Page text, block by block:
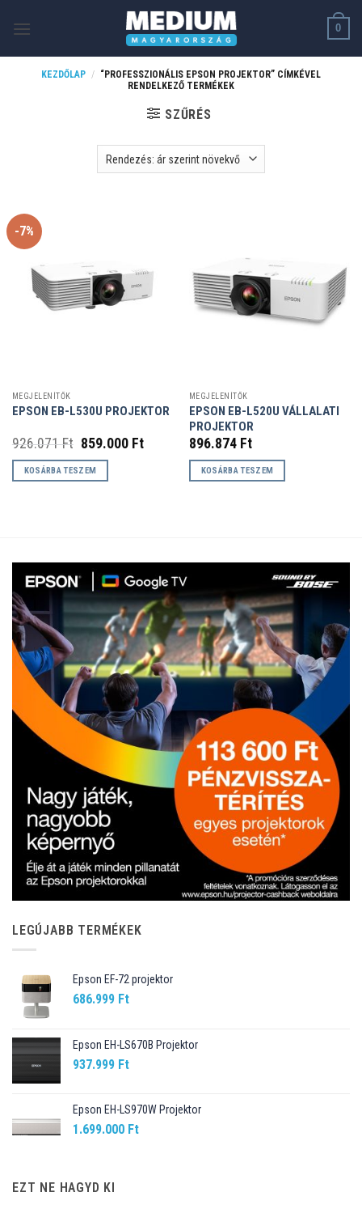
0
KEZDŐLAP / “PROFESSZIONÁLIS EPSON PROJEKTOR” CÍMKÉVEL
RENDELKEZŐ TERMÉKEK
SZŰRÉS
-7%
MEGJELENÍTŐK
EPSON EB-L530U PROJEKTOR
926.071Ft Original
price
was:
926.071 Ft.
859.000 FtCurrent
859.000 Ft.
KOSÁRBA TESZEM
MEGJELENÍTŐK
EPSON EB-L520U VÁLLALATI
PROJEKTOR
896.874 Ft
KOSÁRBA TESZEM
LEGÚJABB TERMÉKEK
Epson EF-72 projektor
686.999 Ft
Epson EH-LS670B Projektor
937.999 Ft
Epson EH-LS970W Projektor
1.699.000 Ft
EZT NE HAGYD KI